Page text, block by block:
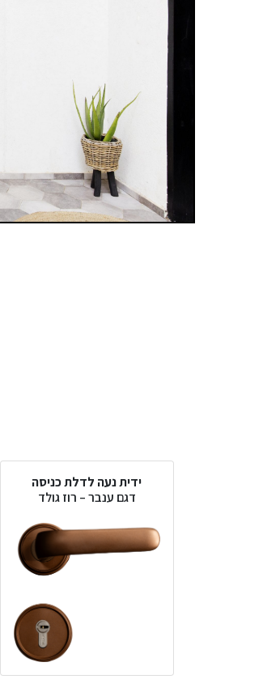
ידית נעה לדלת כניסה
דגם ענבר – רוז גולד